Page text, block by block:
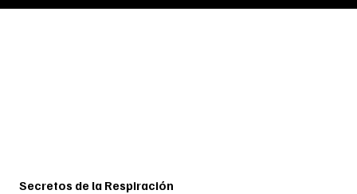
Secretos de la Respiración